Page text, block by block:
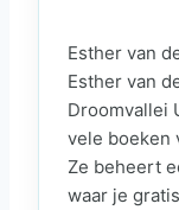
Esther van
Esther van
Droomvallei
vele boeken
Ze beheert
waar je